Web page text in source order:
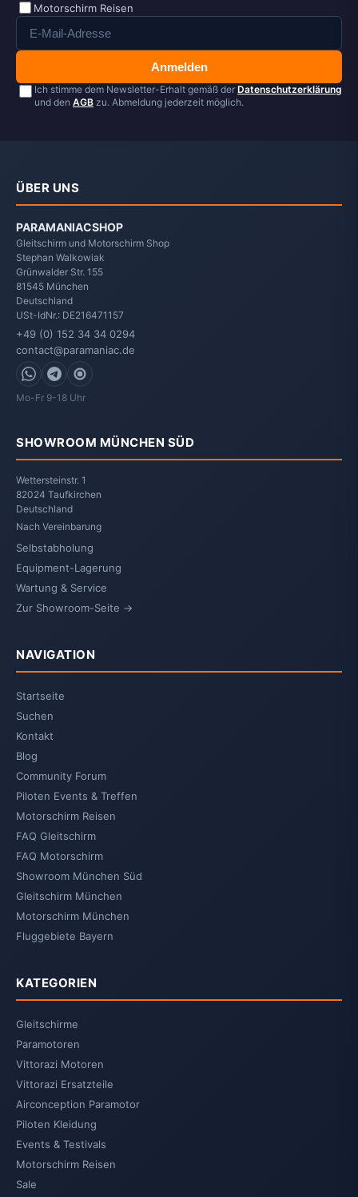
Motorschirm Reisen
Anmelden
Ich stimme dem Newsletter-Erhalt gemäß der Datenschutzerklärung
und den AGB zu. Abmeldung jederzeit möglich.
ÜBER UNS
PARAMANIACSHOP
Gleitschirm und Motorschirm Shop
Stephan Walkowiak
Grünwalder Str. 155
81545 München
Deutschland
USt-IdNr.: DE216471157
+49 (0) 152 34 34 0294
contact@paramaniac.de
WhatsApp
Telegram
Signal
Mo-Fr 9-18 Uhr
SHOWROOM MÜNCHEN SÜD
Wettersteinstr. 1
82024 Taufkirchen
Deutschland
Nach Vereinbarung
Selbstabholung
Equipment-Lagerung
Wartung & Service
Zur Showroom-Seite →
NAVIGATION
Startseite
Suchen
Kontakt
Blog
Community Forum
Piloten Events & Treffen
Motorschirm Reisen
FAQ Gleitschirm
FAQ Motorschirm
Showroom München Süd
Gleitschirm München
Motorschirm München
Fluggebiete Bayern
KATEGORIEN
Gleitschirme
Paramotoren
Vittorazi Motoren
Vittorazi Ersatzteile
Airconception Paramotor
Piloten Kleidung
Events & Testivals
Motorschirm Reisen
Sale